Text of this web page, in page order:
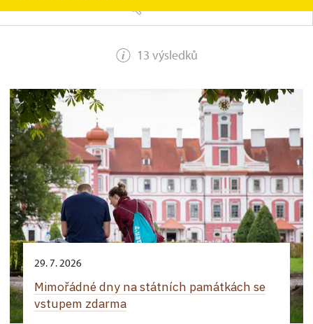
13 výsledků
29. 7. 2026
Mimořádné dny na státních památkách se
vstupem zdarma